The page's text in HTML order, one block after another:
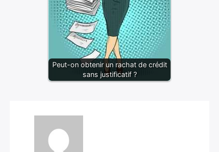
Peut-on obtenir un rachat de crédit
sans justificatif ?